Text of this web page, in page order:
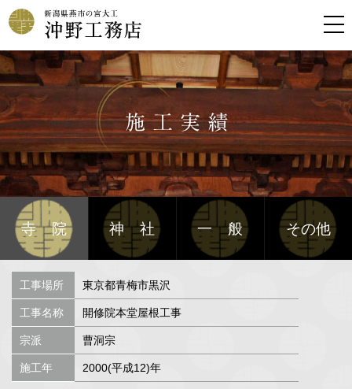
寺院 神社 一般 その他
工事場所
工事名称
宗派
施工年
東京都青梅市黒沢
開修院本堂屋根工事
曹洞宗
2000(平成12)年